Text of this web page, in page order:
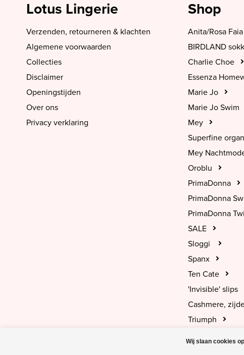
Lotus Lingerie
Verzenden, retourneren & klachten
Algemene voorwaarden
Collecties
Disclaimer
Openingstijden
Over ons
Privacy verklaring
Shop
Anita/Rosa Faia
BIRDLAND
Charlie Choe
Essenza
Marie Jo
Marie Jo Swim
Mey
Superfine
Mey
Oroblu
PrimaDonna
PrimaDonna
PrimaDonna
SALE
Sloggi
Spanx
Ten Cate
'Invisible' slips
Cashmere,
Triumph
Wij slaan cookies